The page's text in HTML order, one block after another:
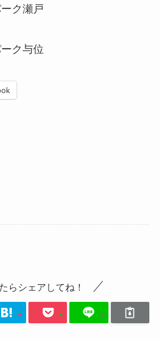
ク瀬戸
ク与位
らシェアしてね！